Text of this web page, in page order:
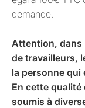
demande.
Attention, dans
de travailleurs,
la personne qui
En cette qualité
soumis à